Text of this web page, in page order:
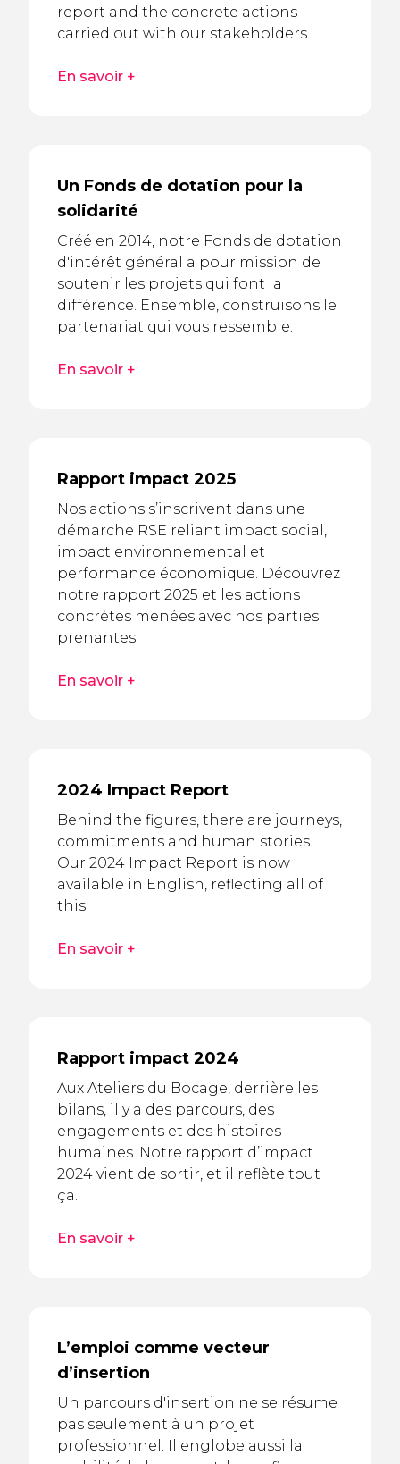
report and the concrete actions
carried out with our stakeholders.
En savoir +
Un Fonds de dotation pour la
solidarité
Créé en 2014, notre Fonds de dotation
d'intérêt général a pour mission de
soutenir les projets qui font la
différence. Ensemble, construisons le
partenariat qui vous ressemble.
En savoir +
Rapport impact 2025
Nos actions s’inscrivent dans une
démarche RSE reliant impact social,
impact environnemental et
performance économique. Découvrez
notre rapport 2025 et les actions
concrètes menées avec nos parties
prenantes.
En savoir +
2024 Impact Report
Behind the figures, there are journeys,
commitments and human stories.
Our 2024 Impact Report is now
available in English, reflecting all of
this.
En savoir +
Rapport impact 2024
Aux Ateliers du Bocage, derrière les
bilans, il y a des parcours, des
engagements et des histoires
humaines. Notre rapport d’impact
2024 vient de sortir, et il reflète tout
ça.
En savoir +
L’emploi comme vecteur
d’insertion
Un parcours d'insertion ne se résume
pas seulement à un projet
professionnel. Il englobe aussi la